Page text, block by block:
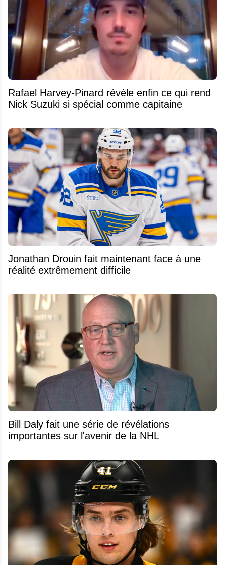
Rafael Harvey-Pinard révèle enfin ce qui rend
Nick Suzuki si spécial comme capitaine
Jonathan Drouin fait maintenant face à une
réalité extrêmement difficile
Bill Daly fait une série de révélations
importantes sur l'avenir de la NHL